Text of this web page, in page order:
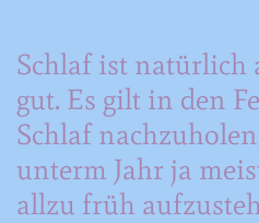
Schlaf ist natürlich
gut. Es gilt in den
Schlaf
unterm Jahr ja
allzu früh